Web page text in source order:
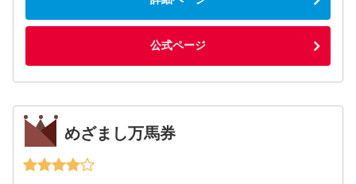
公式ページ
めざまし万馬券